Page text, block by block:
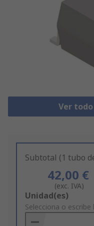
Ver
Subtotal (1 tubo
42,00 €
(exc. IVA)
Add
to
Basket
Unidad(es)
Selecciona o escribe